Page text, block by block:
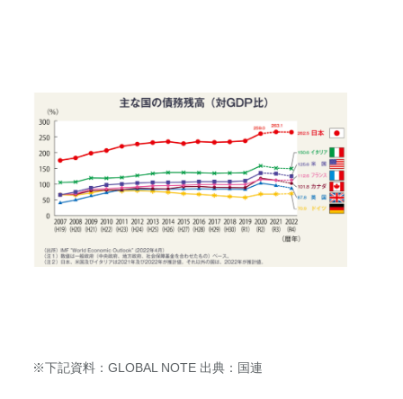
※下記資料：GLOBAL NOTE 出典：国連